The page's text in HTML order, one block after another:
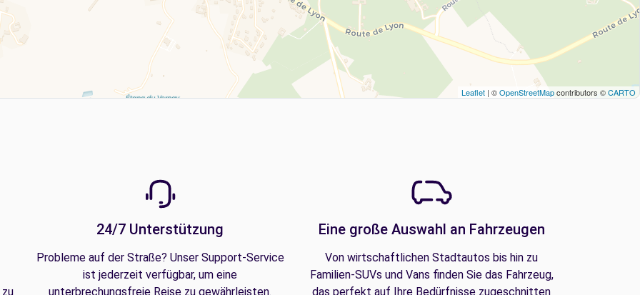
Leaflet | ©OpenStreetMapcontributors ©CARTO
24/7 Unterstützung
Probleme auf der Straße? Unser Support-Service
ist jederzeit verfügbar, um eine
unterbrechungsfreie Reise zu gewährleisten.
Eine große Auswahl an Fahrzeugen
Von wirtschaftlichen Stadtautos bis hin zu
Familien-SUVs und Vans finden Sie das Fahrzeug,
das perfekt auf Ihre Bedürfnisse zugeschnitten